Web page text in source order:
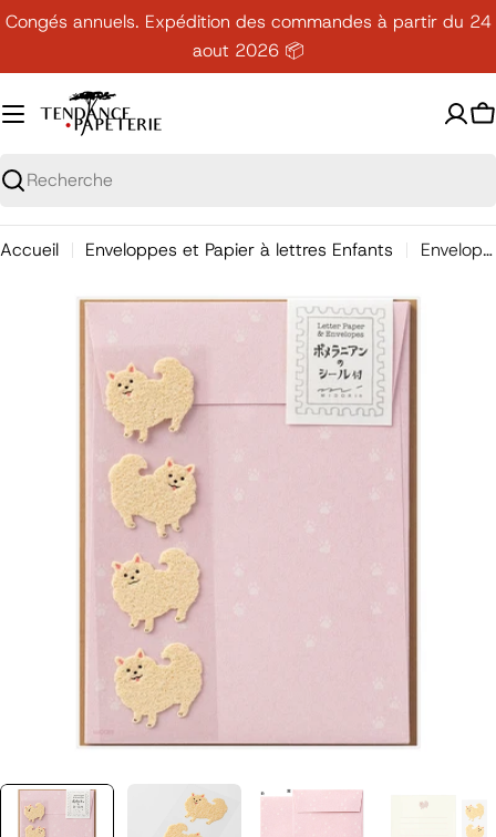
Passer
contenu
Congés annuels. Expédition des commandes à partir du 24
aout 2026 📦
Recherche
Accueil Enveloppes et Papier à lettres Enfants Enveloppes / Papier à lettres, Chien
le média 0 en mode modal